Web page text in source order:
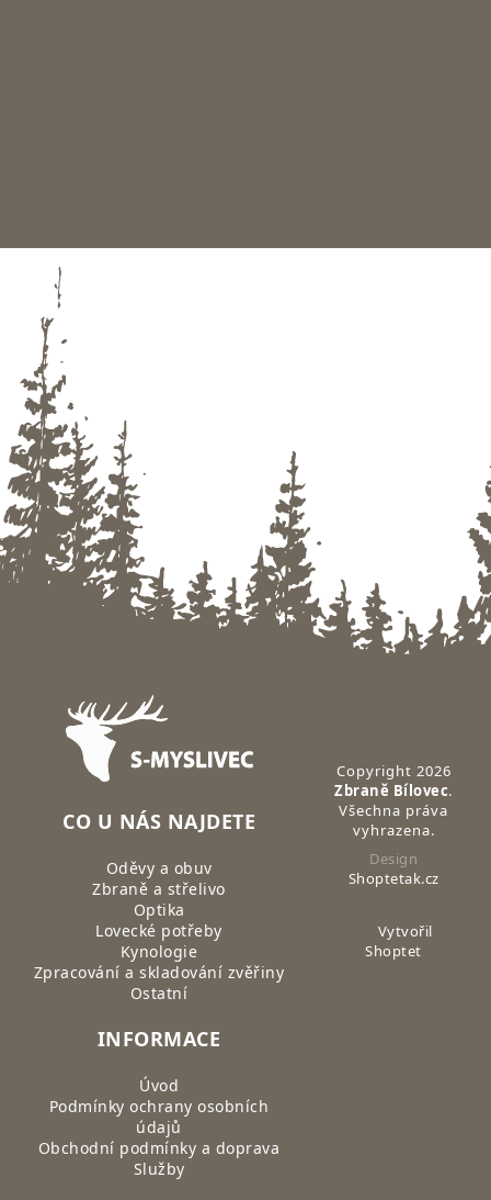
Zápatí
CO U NÁS NAJDETE
Oděvy a obuv
Zbraně a střelivo
Optika
Lovecké potřeby
Kynologie
Zpracování a skladování zvěřiny
Ostatní
INFORMACE
Úvod
Podmínky ochrany osobních
údajů
Obchodní podmínky a doprava
Služby
Copyright 2026
Zbraně Bílovec.
Všechna práva
vyhrazena.
Design
Shoptetak.cz
Vytvořil
Shoptet